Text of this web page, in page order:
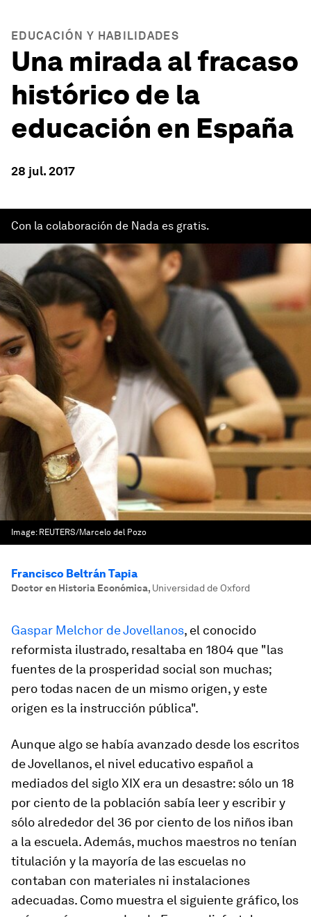
EDUCACIÓN Y HABILIDADES
Una mirada al fracaso
histórico de la
educación en España
28 jul. 2017
Con la colaboración de Nada es gratis.
Image: REUTERS/Marcelo del Pozo
Francisco Beltrán Tapia
Doctor en Historia Económica, Universidad de Oxford
Gaspar Melchor de Jovellanos, el conocido
reformista ilustrado, resaltaba en 1804 que "las
fuentes de la prosperidad social son muchas;
pero todas nacen de un mismo origen, y este
origen es la instrucción pública".
Aunque algo se había avanzado desde los escritos
de Jovellanos, el nivel educativo español a
mediados del siglo XIX era un desastre: sólo un 18
por ciento de la población sabía leer y escribir y
sólo alrededor del 36 por ciento de los niños iban
a la escuela. Además, muchos maestros no tenían
titulación y la mayoría de las escuelas no
contaban con materiales ni instalaciones
adecuadas. Como muestra el siguiente gráfico, los